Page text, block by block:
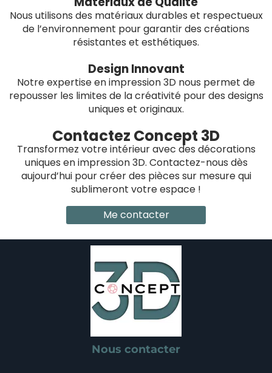
Nous utilisons des matériaux durables et respectueux
de l’environnement pour garantir des créations
résistantes et esthétiques.
Design Innovant
Notre expertise en impression 3D nous permet de
repousser les limites de la créativité pour des designs
uniques et originaux.
Contactez Concept 3D
Transformez votre intérieur avec des décorations
uniques en impression 3D. Contactez-nous dès
aujourd’hui pour créer des pièces sur mesure qui
sublimeront votre espace !
Me contacter
Nous contacter